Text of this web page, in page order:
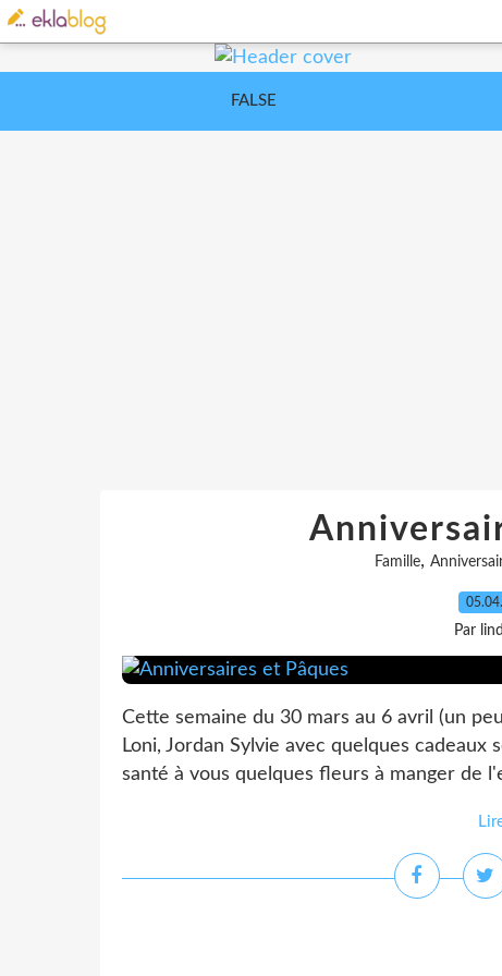
FALSE
Famille,
Par
Cette semaine du 30 mars au 6 avril (un
Loni, Jordan Sylvie avec quelques
santé à vous quelques fleurs à manger de